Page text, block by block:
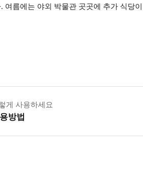
름에는 야외 박물관 곳곳에 추가 식당
게 사용하세요
방법